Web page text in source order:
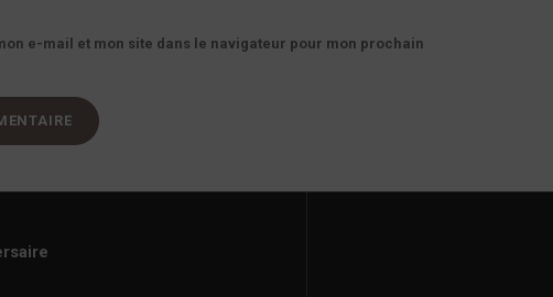
e-mail et mon site dans le navigateur pour mon prochain